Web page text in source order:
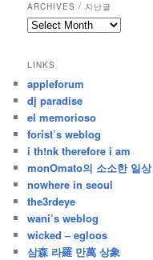
ARCHIVES / 지난글
archives
난
글
LINKS
appleforum
dj paradise
el memorioso
forist’s weblog
i th!nk therefore i am
monOmato의 소소한 일상
nowhere in seoul
the3rdeye
wani’s weblog
wicked – egloos
삼森 라羅 만萬 상象